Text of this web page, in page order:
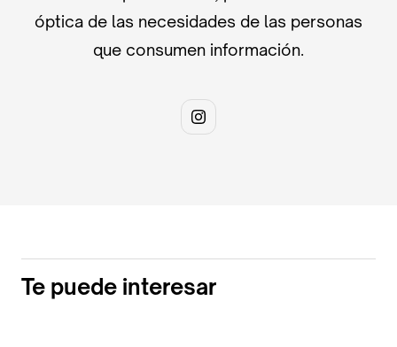
óptica de las necesidades de las personas
que consumen información.
Te puede interesar